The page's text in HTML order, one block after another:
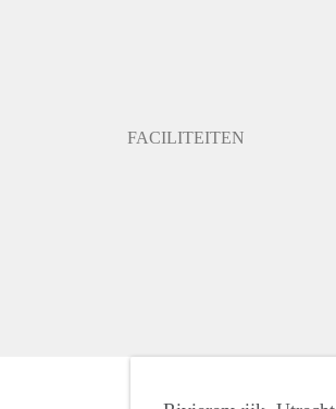
FACILITEITEN